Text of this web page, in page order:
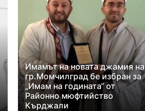
Имамът на новата джамия на
гр.Момчилград бе избран за
„Имам на годината“ от
Районно мюфтийство
Кърджали